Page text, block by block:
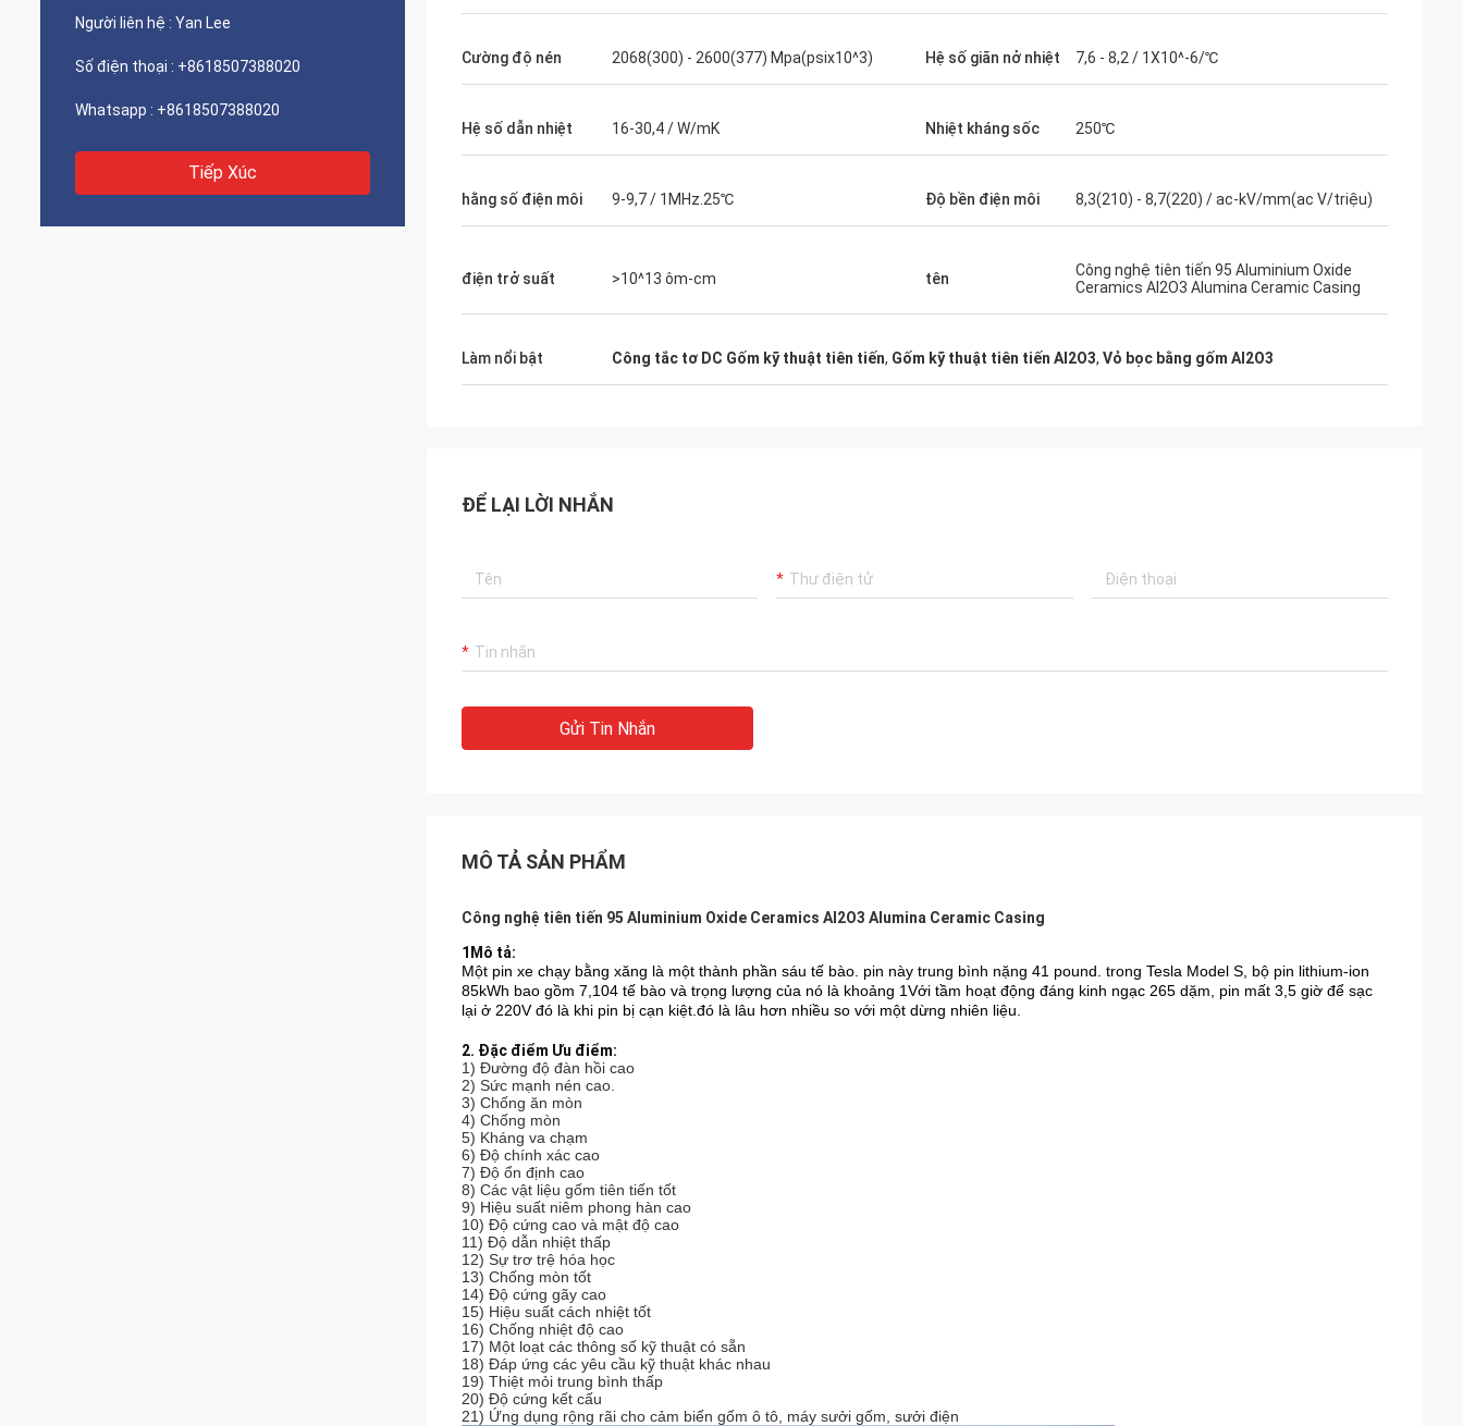
Người liên hệ : Yan Lee
Số điện thoại : +8618507388020
Whatsapp : +8618507388020
Tiếp Xúc
Cường độ nén 2068(300) - 2600(377) Mpa(psix10^3) Hệ số giãn nở nhiệt 7,6 - 8,2 / 1X10^-6/℃
Hệ số dẫn nhiệt 16-30,4 / W/mK Nhiệt kháng sốc 250℃
hằng số điện môi 9-9,7 / 1MHz.25℃ Độ bền điện môi 8,3(210) - 8,7(220) / ac-kV/mm(ac V/triệu)
điện trở suất >10^13 ôm-cm tên
Công nghệ tiên tiến 95 Aluminium Oxide
Ceramics Al2O3 Alumina Ceramic Casing
Làm nổi bật Công tắc tơ DC Gốm kỹ thuật tiên tiến, Gốm kỹ thuật tiên tiến Al2O3, Vỏ bọc bằng gốm Al2O3
ĐỂ LẠI LỜI NHẮN
Gửi Tin Nhắn
MÔ TẢ SẢN PHẨM
Công nghệ tiên tiến 95 Aluminium Oxide Ceramics Al2O3 Alumina Ceramic Casing
1Mô tả:
Một pin xe chạy bằng xăng là một thành phần sáu tế bào. pin này trung bình nặng 41 pound. trong Tesla Model S, bộ pin lithium-ion
85kWh bao gồm 7,104 tế bào và trọng lượng của nó là khoảng 1Với tầm hoạt động đáng kinh ngạc 265 dặm, pin mất 3,5 giờ để sạc
lại ở 220V đó là khi pin bị cạn kiệt.đó là lâu hơn nhiều so với một dừng nhiên liệu.
2. Đặc điểm Ưu điểm:
1) Đường độ đàn hồi cao
2) Sức mạnh nén cao.
3) Chống ăn mòn
4) Chống mòn
5) Kháng va chạm
6) Độ chính xác cao
7) Độ ổn định cao
8) Các vật liệu gốm tiên tiến tốt
9) Hiệu suất niêm phong hàn cao
10) Độ cứng cao và mật độ cao
11) Độ dẫn nhiệt thấp
12) Sự trơ trệ hóa học
13) Chống mòn tốt
14) Độ cứng gãy cao
15) Hiệu suất cách nhiệt tốt
16) Chống nhiệt độ cao
17) Một loạt các thông số kỹ thuật có sẵn
18) Đáp ứng các yêu cầu kỹ thuật khác nhau
19) Thiệt mỏi trung bình thấp
20) Độ cứng kết cấu
21) Ứng dụng rộng rãi cho cảm biến gốm ô tô, máy sưởi gốm, sưởi điện